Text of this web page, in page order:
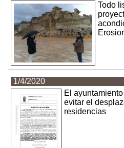
Todo
1/4/2020
El
evitar el
residencias